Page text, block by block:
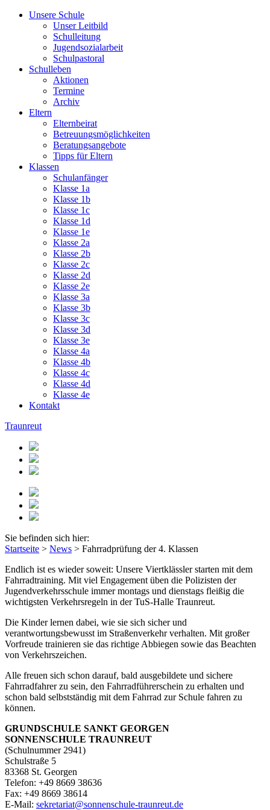
Unsere Schule
Unser Leitbild
Schulleitung
Jugendsozialarbeit
Schulpastoral
Schulleben
Aktionen
Termine
Archiv
Eltern
Elternbeirat
Betreuungsmöglichkeiten
Beratungsangebote
Tipps für Eltern
Klassen
Schulanfänger
Klasse 1a
Klasse 1b
Klasse 1c
Klasse 1d
Klasse 1e
Klasse 2a
Klasse 2b
Klasse 2c
Klasse 2d
Klasse 2e
Klasse 3a
Klasse 3b
Klasse 3c
Klasse 3d
Klasse 3e
Klasse 4a
Klasse 4b
Klasse 4c
Klasse 4d
Klasse 4e
Kontakt
Traunreut
Sie befinden sich hier:
Startseite > News > Fahrradprüfung der 4. Klassen
Endlich ist es wieder soweit: Unsere Viertklässler starten mit dem
Fahrradtraining. Mit viel Engagement üben die Polizisten der
Jugendverkehrsschule immer montags und dienstags fleißig die
wichtigsten Verkehrsregeln in der TuS-Halle Traunreut.
Die Kinder lernen dabei, wie sie sich sicher und
verantwortungsbewusst im Straßenverkehr verhalten. Mit großer
Vorfreude trainieren sie das richtige Abbiegen sowie das Beachten
von Verkehrszeichen.
Alle freuen sich schon darauf, bald ausgebildete und sichere
Fahrradfahrer zu sein, den Fahrradführerschein zu erhalten und
schon bald selbstständig mit dem Fahrrad zur Schule fahren zu
können.
GRUNDSCHULE SANKT GEORGEN
SONNENSCHULE TRAUNREUT
(Schulnummer 2941)
Schulstraße 5
83368 St. Georgen
Telefon: +49 8669 38636
Fax: +49 8669 38614
E‑Mail: sekretariat@sonnenschule-traunreut.de